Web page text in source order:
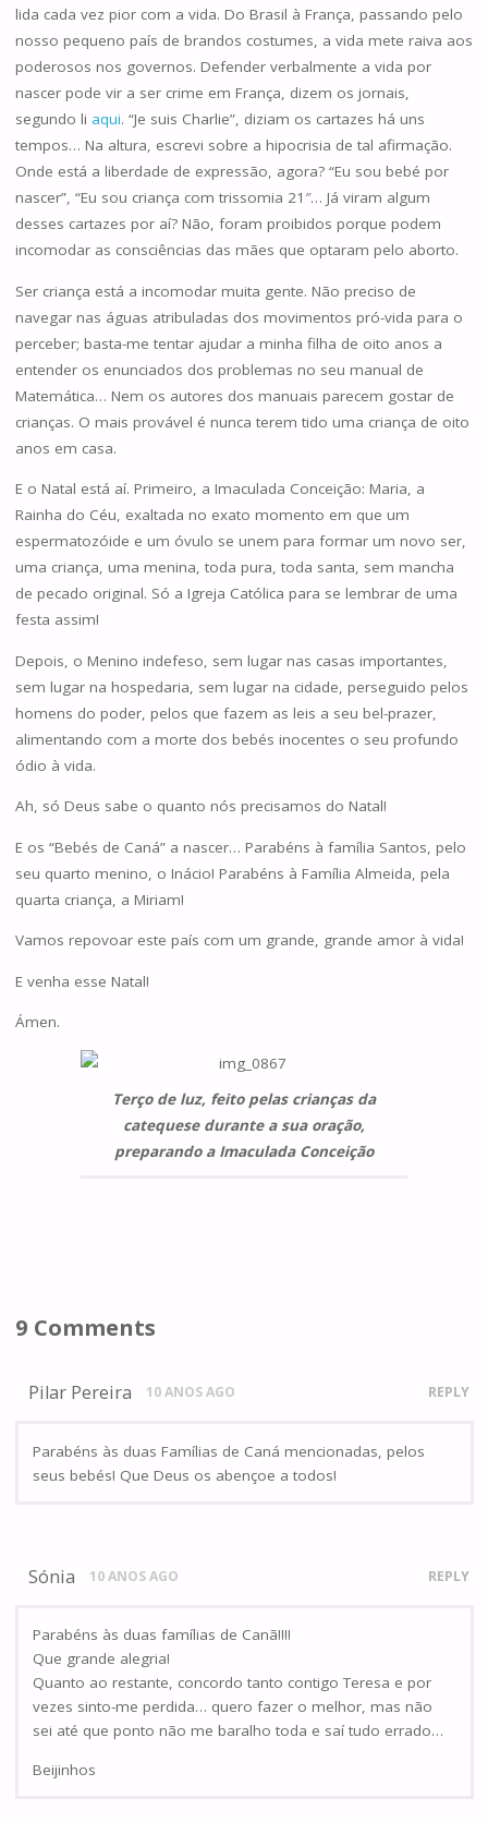
lida cada vez pior com a vida. Do Brasil à França, passando pelo
nosso pequeno país de brandos costumes, a vida mete raiva aos
poderosos nos governos. Defender verbalmente a vida por
nascer pode vir a ser crime em França, dizem os jornais,
segundo li aqui. “Je suis Charlie”, diziam os cartazes há uns
tempos… Na altura, escrevi sobre a hipocrisia de tal afirmação.
Onde está a liberdade de expressão, agora? “Eu sou bebé por
nascer”, “Eu sou criança com trissomia 21″… Já viram algum
desses cartazes por aí? Não, foram proibidos porque podem
incomodar as consciências das mães que optaram pelo aborto.
Ser criança está a incomodar muita gente. Não preciso de
navegar nas águas atribuladas dos movimentos pró-vida para o
perceber; basta-me tentar ajudar a minha filha de oito anos a
entender os enunciados dos problemas no seu manual de
Matemática… Nem os autores dos manuais parecem gostar de
crianças. O mais provável é nunca terem tido uma criança de oito
anos em casa.
E o Natal está aí. Primeiro, a Imaculada Conceição: Maria, a
Rainha do Céu, exaltada no exato momento em que um
espermatozóide e um óvulo se unem para formar um novo ser,
uma criança, uma menina, toda pura, toda santa, sem mancha
de pecado original. Só a Igreja Católica para se lembrar de uma
festa assim!
Depois, o Menino indefeso, sem lugar nas casas importantes,
sem lugar na hospedaria, sem lugar na cidade, perseguido pelos
homens do poder, pelos que fazem as leis a seu bel-prazer,
alimentando com a morte dos bebés inocentes o seu profundo
ódio à vida.
Ah, só Deus sabe o quanto nós precisamos do Natal!
E os “Bebés de Caná” a nascer… Parabéns à família Santos, pelo
seu quarto menino, o Inácio! Parabéns à Família Almeida, pela
quarta criança, a Miriam!
Vamos repovoar este país com um grande, grande amor à vida!
E venha esse Natal!
Ámen.
Terço de luz, feito pelas crianças da
catequese durante a sua oração,
preparando a Imaculada Conceição
9 Comments
Pilar Pereira 10 ANOS AGO REPLY
Parabéns às duas Famílias de Caná mencionadas, pelos
seus bebés! Que Deus os abençoe a todos!
Sónia 10 ANOS AGO REPLY
Parabéns às duas famílias de Canã!!!!
Que grande alegria!
Quanto ao restante, concordo tanto contigo Teresa e por
vezes sinto-me perdida… quero fazer o melhor, mas não
sei até que ponto não me baralho toda e saí tudo errado…
Beijinhos